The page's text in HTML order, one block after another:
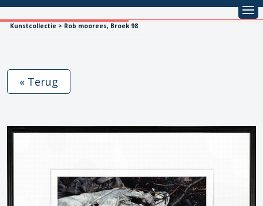
Kunstcollectie > Rob moorees, Broek 98
« Terug